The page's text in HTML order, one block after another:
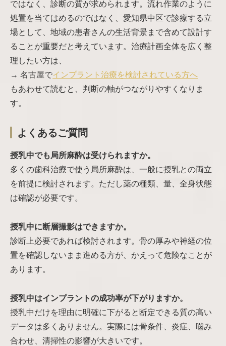
ではなく、診断の質が求められます。流れ作業のように
処置を当てはめるのではなく、愛知県中区で診療する立
場として、地域の患者さんの生活背景まで含めて設計す
ることが重要だと考えています。治療計画全体を広く整
理したい方は、
→ 名古屋でインプラント治療を検討されている方へ
もあわせて読むと、判断の軸がつながりやすくなりま
す。
よくあるご質問
授乳中でも局所麻酔は受けられますか。
多くの歯科治療で使う局所麻酔は、一般に授乳との両立
を前提に検討されます。ただし薬の種類、量、全身状態
は確認が必要です。
授乳中に断層撮影はできますか。
診断上必要であれば検討されます。骨の厚みや神経の位
置を確認しないまま進める方が、かえって危険なことが
あります。
授乳中はインプラントの成功率が下がりますか。
授乳中だけを理由に明確に下がると断定できる質の高い
データは多くありません。実際には骨条件、炎症、噛み
合わせ、清掃性の影響が大きいです。